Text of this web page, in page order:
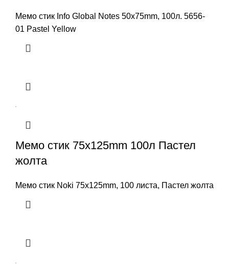
Мемо стик Info Global Notes 50x75mm, 100л. 5656-
01 Pastel Yellow
Мемо стик 75x125mm 100л Пастел
жолта
Мемо стик Noki 75x125mm, 100 листа, Пастел жолта